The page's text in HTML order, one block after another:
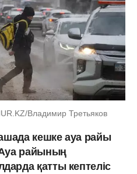
Владимир Третьяков
кешке ауа райы
райының
қатты кептеліс